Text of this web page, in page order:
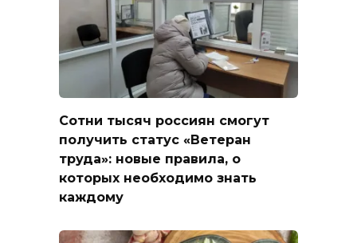
Сотни тысяч россиян смогут
получить статус «Ветеран
труда»: новые правила, о
которых необходимо знать
каждому